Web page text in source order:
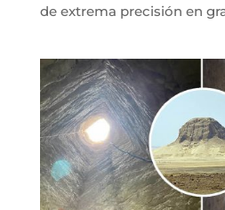
de extrema precisión en